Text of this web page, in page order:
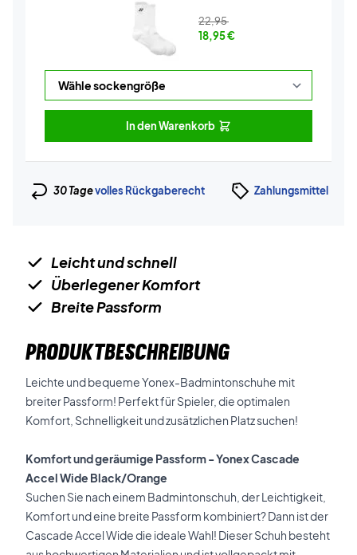
22,95
18,95€
In den Warenkorb
30 Tagevolles Rückgaberecht Zahlungsmittel
Leicht und schnell
Überlegener Komfort
Breite Passform
PRODUKTBESCHREIBUNG
Leichte und bequeme Yonex-Badmintonschuhe mit
breiter Passform! Perfekt für Spieler, die optimalen
Komfort, Schnelligkeit und zusätzlichen Platz suchen!
Komfort und geräumige Passform - Yonex Cascade
Accel Wide Black/Orange
Suchen Sie nach einem Badmintonschuh, der Leichtigkeit,
Komfort und eine breite Passform kombiniert? Dann ist der
Cascade Accel Wide die ideale Wahl! Dieser Schuh besteht